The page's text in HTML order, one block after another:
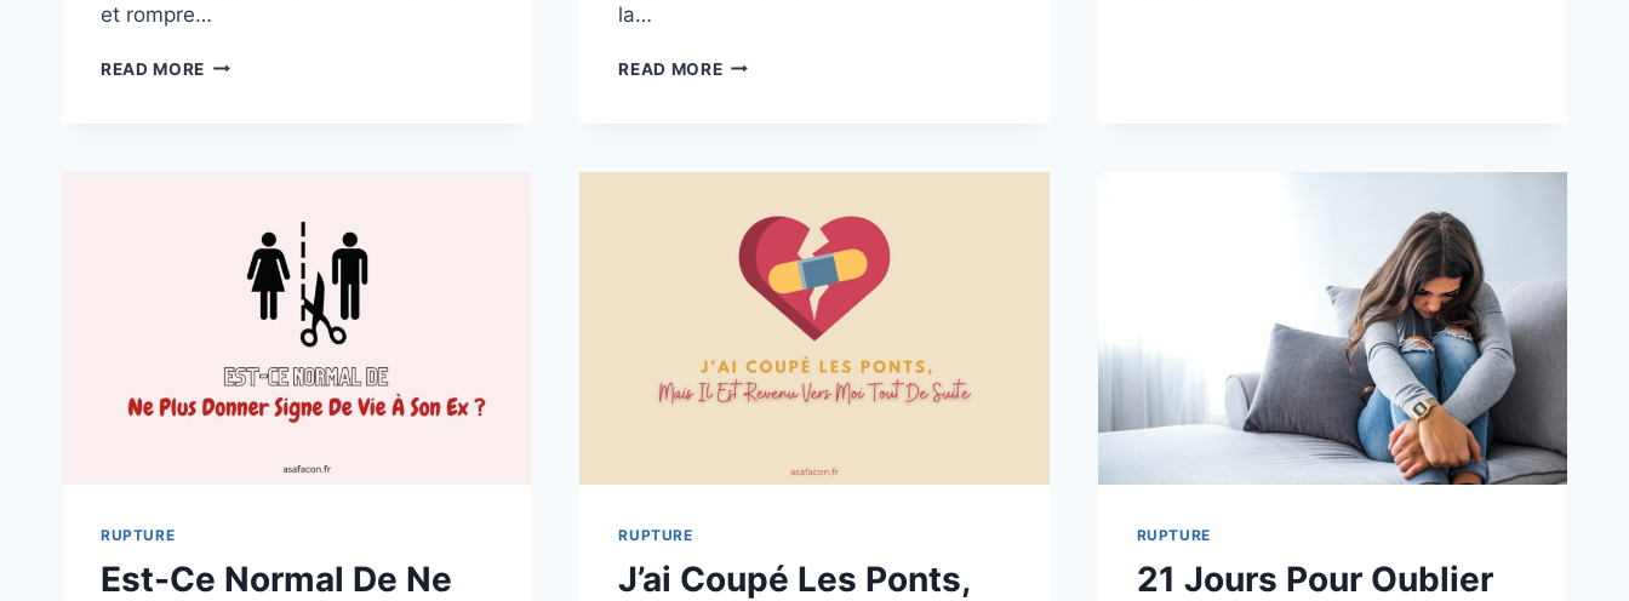
et rompre…
READ MORE CELA
QUELQU’UN
QU’ON
la…
READ MORE6
PRESQUE
TOUJOURS
PAR
REVENIR
RUPTURE
Est-Ce Normal De Ne
RUPTURE
J’ai Coupé Les Ponts,
RUPTURE
21 Jours Pour Oublier